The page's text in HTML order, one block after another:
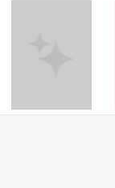
鷹哉『宜しくな、
雛子『俺の……ひ